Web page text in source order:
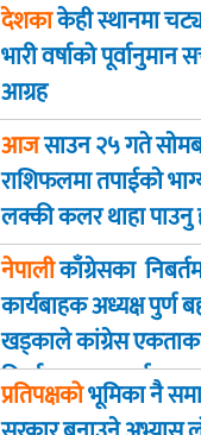
देशकाकेही स्थानमा
भारी वर्षाको
आग्रह
आजसाउन २५ गते
राशिफलमा तपाईकाे
लक्की कलर थाहा पाउनु
नेपालीकाँग्रेसका
कार्यबाहक अध्यक्ष पुर्ण
खड्काले कांग्रेस
निर्णायक पहल गर्न
आग्रह
प्रतिपक्षकोभूमिका नै